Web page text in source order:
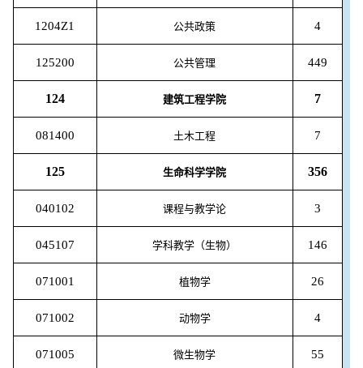
1204Z1 公共政策 4
125200 公共管理 449
124 建筑工程学院 7
081400 土木工程 7
125 生命科学学院 356
040102 课程与教学论 3
045107 学科教学（生物） 146
071001 植物学 26
071002 动物学 4
071005 微生物学 55